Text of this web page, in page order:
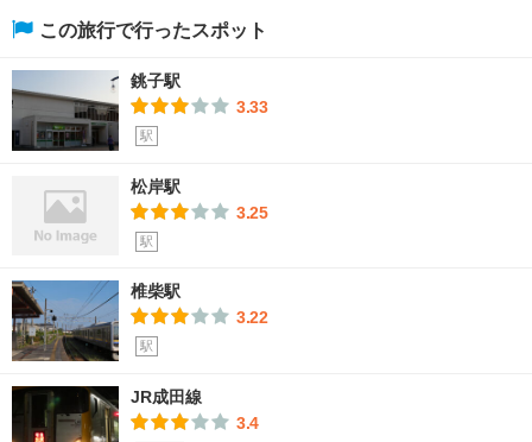
この旅行で行ったスポット
銚子駅
3.33
駅
松岸駅
3.25
駅
椎柴駅
3.22
駅
JR成田線
3.4